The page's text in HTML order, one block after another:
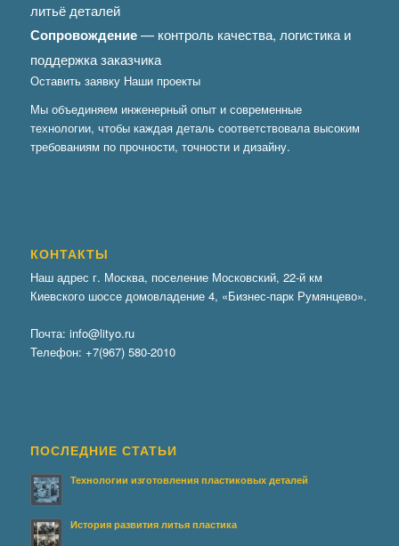
литьё деталей
Сопровождение— контроль качества, логистика и
поддержка заказчика
Оставить заявку Наши проекты
Мы объединяем инженерный опыт и современные
технологии, чтобы каждая деталь соответствовала высоким
требованиям по прочности, точности и дизайну.
КОНТАКТЫ
Наш адрес г. Москва, поселение Московский, 22-й км
Киевского шоссе домовладение 4, «Бизнес-парк Румянцево».
Почта: info@lityo.ru
Телефон: +7(967) 580-2010
ПОСЛЕДНИЕ СТАТЬИ
Технологии изготовления пластиковых деталей
История развития литья пластика